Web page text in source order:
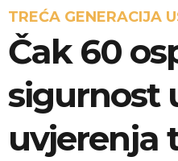
TREĆA GENERACIJA
Čak 60
sigurnost
uvjerenja